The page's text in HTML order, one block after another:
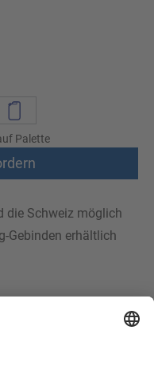
Palette
die Schweiz möglich
Gebinden erhältlich